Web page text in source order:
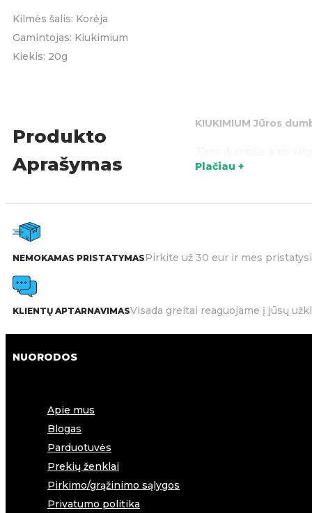
Kilmės šalis: Korėja
Gamintojas: Kiukimium
Kiekis: 20g
Produkto
Aprašymas
KIUKIMIUM Jūros
vitaminų.
Jūrų dumbliuose
Teigiamai veikia
Plačiau +
NEMOKAMAS PRISTATYMASPirkite už 30 eur ir mes
KLIENTŲ APTARNAVIMASVisada greitai reaguojame į jūsų
NUORODOS
Apie mus
Blogas
Parduotuvės
Prekių ženklai
Pirkimo/grąžinimo sąlygos
Privatumo politika